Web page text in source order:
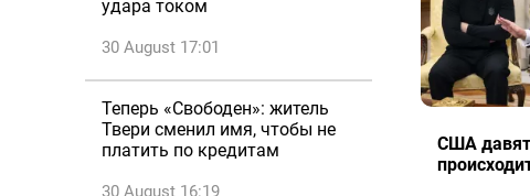
удара током
30 August 17:01
Теперь «Свободен»: житель
Твери сменил имя, чтобы не
платить по кредитам
30 August 16:19
США давят